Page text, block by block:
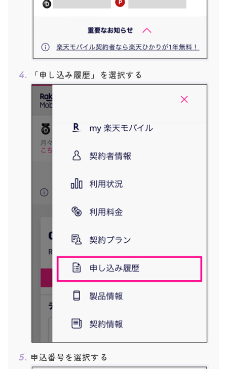
「申し込み履歴」を選択する
申込番号を選択する